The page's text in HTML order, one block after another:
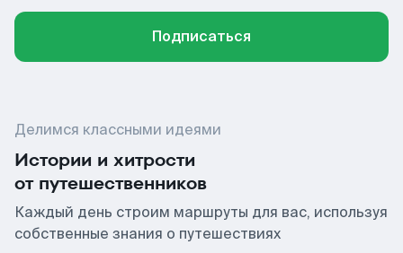
Подписаться
Делимся классными идеями
Истории и хитрости
от путешественников
Каждый день строим маршруты для вас, используя
собственные знания о путешествиях